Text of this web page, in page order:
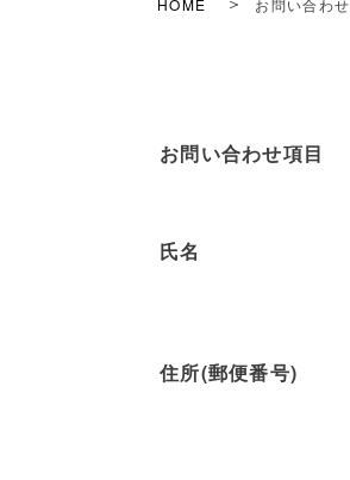
HOME お問い合わせ
お問い合わせ項目
氏名
住所(郵便番号)